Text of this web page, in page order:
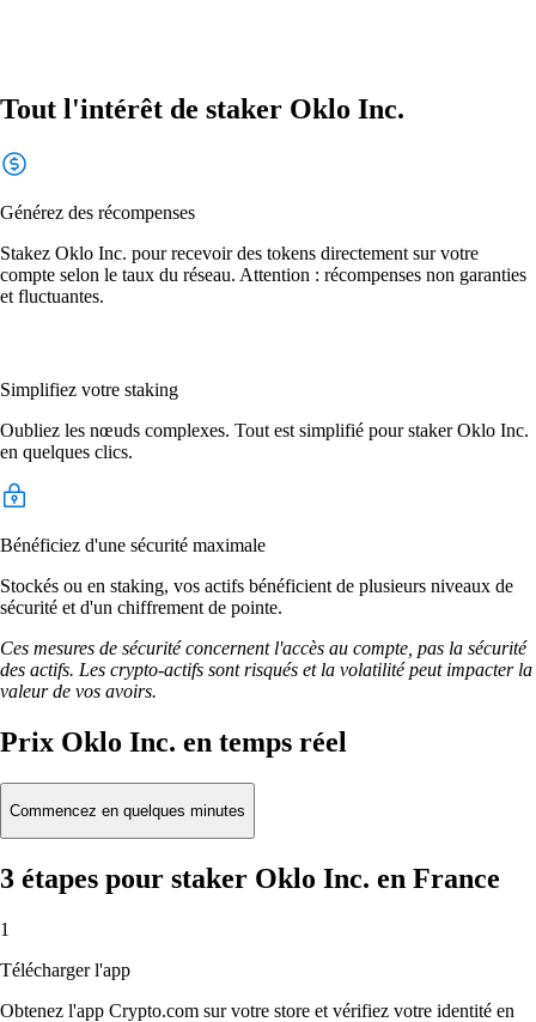
Tout l'intérêt de staker Oklo Inc.
Générez des récompenses
Stakez Oklo Inc. pour recevoir des tokens directement sur votre
compte selon le taux du réseau. Attention : récompenses non garanties
et fluctuantes.
Simplifiez votre staking
Oubliez les nœuds complexes. Tout est simplifié pour staker Oklo Inc.
en quelques clics.
Bénéficiez d'une sécurité maximale
Stockés ou en staking, vos actifs bénéficient de plusieurs niveaux de
sécurité et d'un chiffrement de pointe.
Ces mesures de sécurité concernent l'accès au compte, pas la sécurité
des actifs. Les crypto-actifs sont risqués et la volatilité peut impacter la
valeur de vos avoirs.
Prix Oklo Inc. en temps réel
Commencez en quelques minutes
3 étapes pour staker Oklo Inc. en France
1
Télécharger l'app
Obtenez l'app Crypto.com sur votre store et vérifiez votre identité en